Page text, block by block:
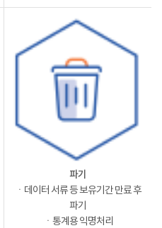
파기
ㆍ데이터 서류 등 보유기간 만료 후
파기
ㆍ통계용 익명처리